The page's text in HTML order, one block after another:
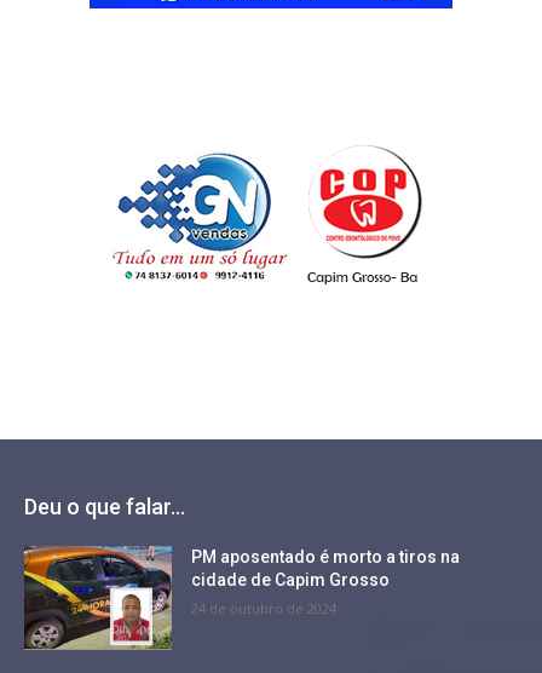
Deu o que falar...
PM aposentado é morto a tiros na
cidade de Capim Grosso
24 de outubro de 2024